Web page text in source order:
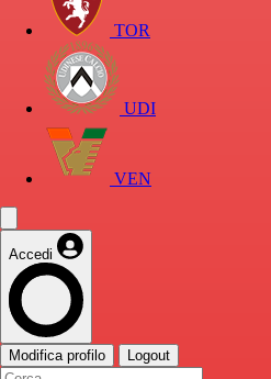
TOR
UDI
VEN
Accedi
Modifica profilo Logout